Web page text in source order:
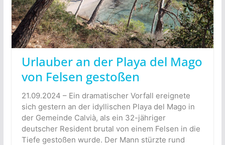
Urlauber an der Playa del Mago
von Felsen gestoßen
21.09.2024 – Ein dramatischer Vorfall ereignete
sich gestern an der idyllischen Playa del Mago in
der Gemeinde Calvià, als ein 32-jähriger
deutscher Resident brutal von einem Felsen in die
Tiefe gestoßen wurde. Der Mann stürzte rund